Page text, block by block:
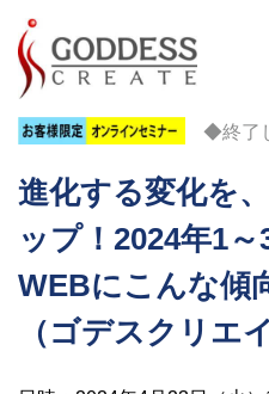
◆終了
進化する変化を
ップ！2024年1
WEBにこんな傾
（ゴデスクリエ